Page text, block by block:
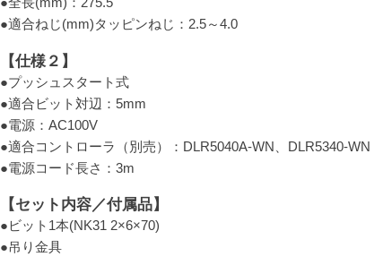
●適合ねじ(mm)タッピンねじ：2.5～4.0
【仕様２】
●プッシュスタート式
●適合ビット対辺：5mm
●電源：AC100V
●適合コントローラ（別売）：DLR5040A-WN、DLR5340-WN
●電源コード長さ：3m
【セット内容／付属品】
●ビット1本(NK31 2×6×70)
●吊り金具